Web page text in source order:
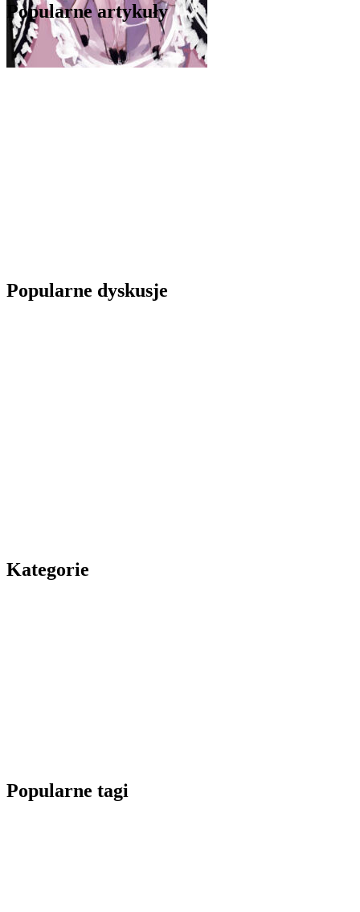
Popularne artykuły
Popularne dyskusje
Kategorie
Popularne tagi